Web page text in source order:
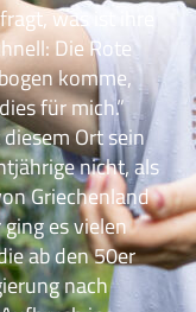
was ist ihre
Die Rote
komme,
für mich.”
Ort sein
nicht, als
Griechenland
es vielen
ab den 50er
nach